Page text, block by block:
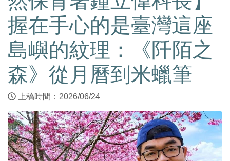
握在手心的是臺灣這座
島嶼的紋理：《阡陌之
森》從月曆到米蠟筆
上稿時間：2026/06/24